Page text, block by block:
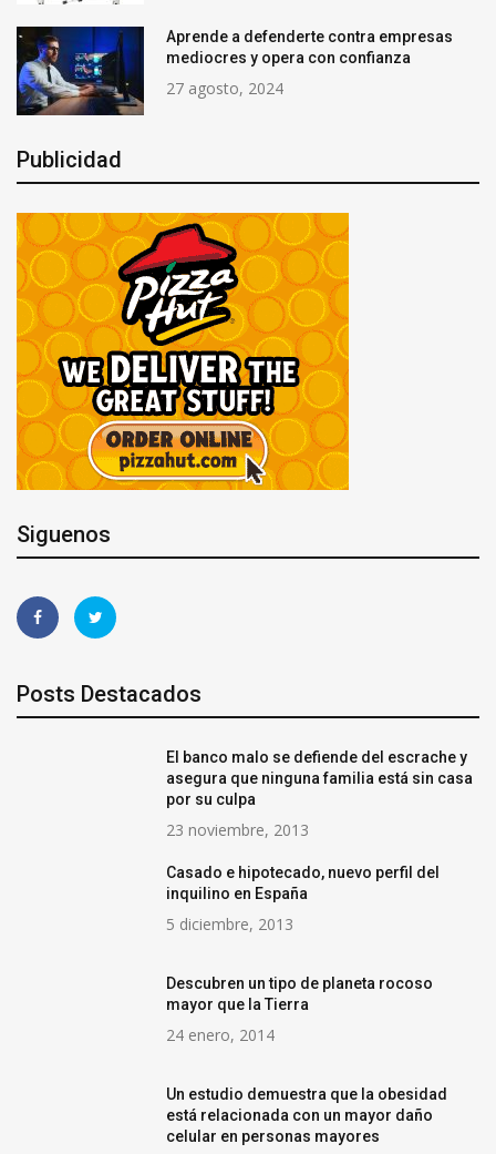
Aprende a defenderte contra empresas
mediocres y opera con confianza
27 agosto, 2024
Publicidad
Siguenos
Posts Destacados
El banco malo se defiende del escrache y
asegura que ninguna familia está sin casa
por su culpa
23 noviembre, 2013
Casado e hipotecado, nuevo perfil del
inquilino en España
5 diciembre, 2013
Descubren un tipo de planeta rocoso
mayor que la Tierra
24 enero, 2014
Un estudio demuestra que la obesidad
está relacionada con un mayor daño
celular en personas mayores